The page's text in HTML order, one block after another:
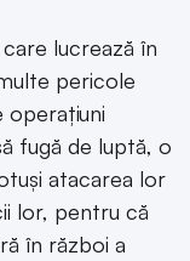
lucrează în
pericole
operațiuni
fugă de luptă, o
atacarea lor
lor, pentru că
în război a